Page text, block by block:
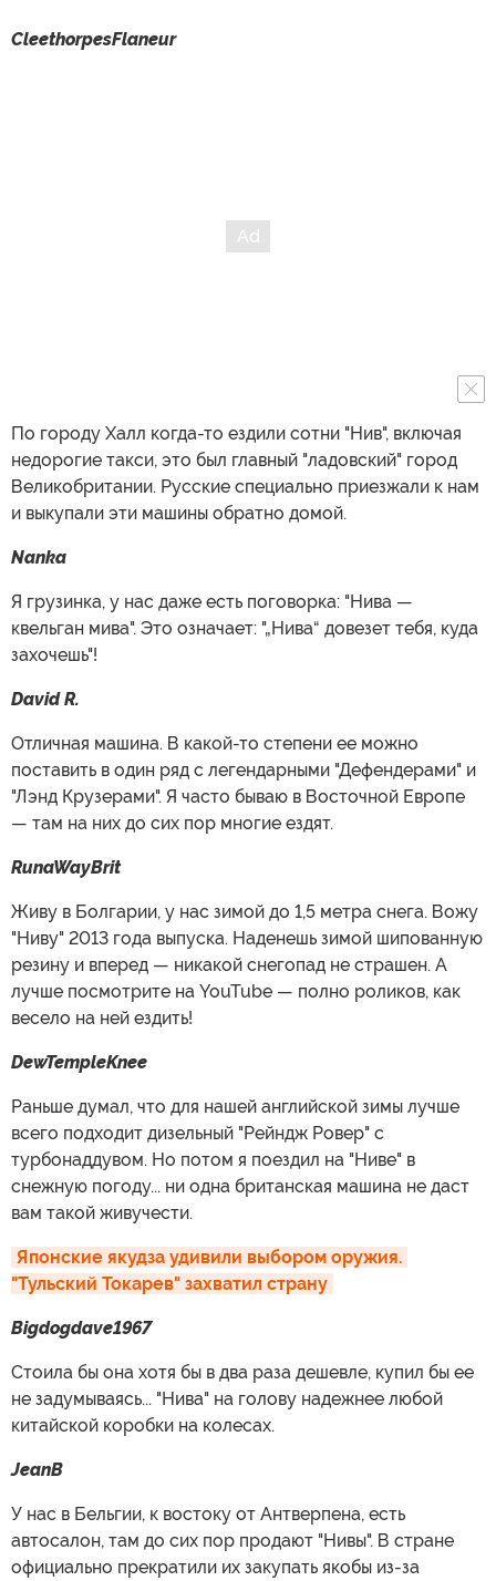
CleethorpesFlaneur
По городу Халл когда-то ездили сотни "Нив", включая
недорогие такси, это был главный "ладовский" город
Великобритании. Русские специально приезжали к нам
и выкупали эти машины обратно домой.
Nanka
Я грузинка, у нас даже есть поговорка: "Нива —
квельган мива". Это означает: "„Нива“ довезет тебя, куда
захочешь"!
David R.
Отличная машина. В какой-то степени ее можно
поставить в один ряд с легендарными "Дефендерами" и
"Лэнд Крузерами". Я часто бываю в Восточной Европе
— там на них до сих пор многие ездят.
RunaWayBrit
Живу в Болгарии, у нас зимой до 1,5 метра снега. Вожу
"Ниву" 2013 года выпуска. Наденешь зимой шипованную
резину и вперед — никакой снегопад не страшен. А
лучше посмотрите на YouTube — полно роликов, как
весело на ней ездить!
DewTempleKnee
Раньше думал, что для нашей английской зимы лучше
всего подходит дизельный "Рейндж Ровер" с
турбонаддувом. Но потом я поездил на "Ниве" в
снежную погоду... ни одна британская машина не даст
вам такой живучести.
Японские якудза удивили выбором оружия.
"Тульский Токарев" захватил страну
Bigdogdave1967
Стоила бы она хотя бы в два раза дешевле, купил бы ее
не задумываясь... "Нива" на голову надежнее любой
китайской коробки на колесах.
JeanB
У нас в Бельгии, к востоку от Антверпена, есть
автосалон, там до сих пор продают "Нивы". В стране
официально прекратили их закупать якобы из-за